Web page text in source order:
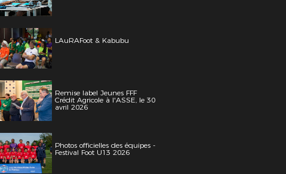
LAuRAFoot & Kabubu
Remise label Jeunes FFF
Crédit Agricole à l'ASSE, le 30
avril 2026
Photos officielles des équipes -
Festival Foot U13 2026